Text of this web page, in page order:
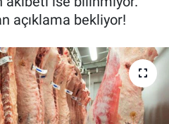
açıklama bekliyor!